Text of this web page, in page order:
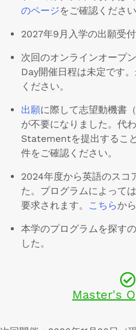
のページをご確認ください
2027年9月入学の出願受
次回のオンラインオープ
Day開催日程は未定です
ください。
出願に際して志望動機書
が不要になりました。代
Statementを提出すること
件をご確認ください。
2024年度から英語のスコ
た。プログラムによって
要求されます。
こちらか
本学のプログラムを探す
した。
Master's